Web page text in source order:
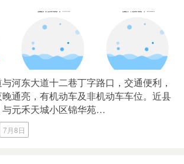
河东大道十二巷丁字路口，交通便利，
通亮，有机动车及非机动车车位。近县
元禾天城小区锦华苑…
7月8日